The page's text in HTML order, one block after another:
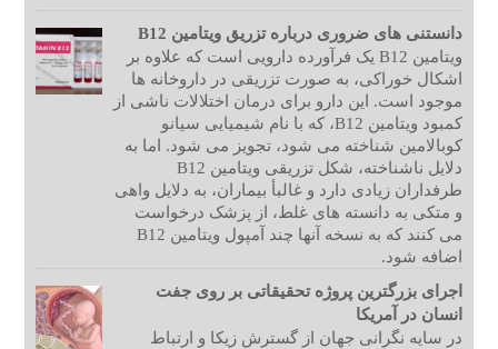
دانستنی های ضروری درباره تزریق ویتامین B12
ویتامین B12 یک فرآورده دارویی است که علاوه بر
اشکال خوراکی، به صورت تزریقی در داروخانه ها
موجود است. این دارو برای درمان اختلالات ناشی از
کمبود ویتامین B12، که با نام شیمیایی سیانو
کوبالامین شناخته می شود، تجویز می شود. اما به
دلایل ناشناخته، شکل تزریقی ویتامین B12
طرفداران زیادی دارد و غالبأ بیماران، به دلایل واهی
و متکی به دانسته های غلط، از پزشک درخواست
می کنند که به نسخه آنها چند آمپول ویتامین B12
اضافه شود.
اجرای بزرگترین پروژه تحقیقاتی بر روی جفت
انسان در آمریکا
در سایه نگرانی جهان از گسترش زیکا و ارتباط